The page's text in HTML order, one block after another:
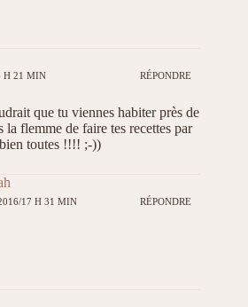
H 21 MIN RÉPONDRE
que tu viennes habiter près de
la flemme de faire tes recettes par
toutes !!!! ;-))
17 H 31 MIN RÉPONDRE